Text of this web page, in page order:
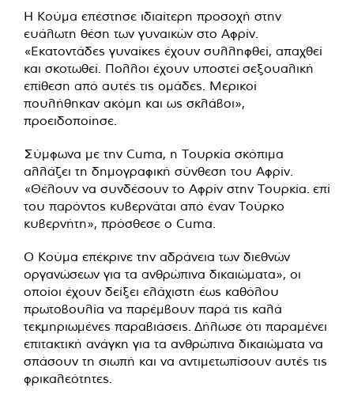
Η Κούμα επέστησε ιδιαίτερη προσοχή στην
ευάλωτη θέση των γυναικών στο Αφρίν.
«Εκατοντάδες γυναίκες έχουν συλληφθεί, απαχθεί
και σκοτωθεί. Πολλοι έχουν υποστεί σεξουαλική
επίθεση από αυτές τις ομάδες. Μερικοί
πουλήθηκαν ακόμη και ως σκλάβοι»,
προειδοποίησε.
Σύμφωνα με την Cuma, η Τουρκία σκόπιμα
αλλάζει τη δημογραφική σύνθεση του Αφρίν.
«Θέλουν να συνδέσουν το Αφρίν στην Τουρκία. επί
του παρόντος κυβερνάται από έναν Τούρκο
κυβερνήτη», πρόσθεσε ο Cuma.
Ο Κούμα επέκρινε την αδράνεια των διεθνών
οργανώσεων για τα ανθρώπινα δικαιώματα», οι
οποίοι έχουν δείξει ελάχιστη έως καθόλου
πρωτοβουλία να παρέμβουν παρά τις καλά
τεκμηριωμένες παραβιάσεις. Δήλωσε ότι παραμένει
επιτακτική ανάγκη για τα ανθρώπινα δικαιώματα να
σπάσουν τη σιωπή και να αντιμετωπίσουν αυτές τις
φρικαλεότητες.